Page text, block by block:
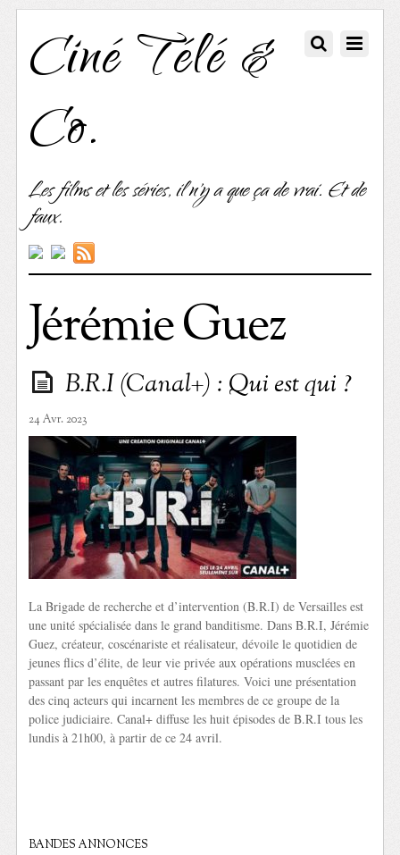
Ciné Télé &
Co.
Les films et les séries, il n'y a que ça de vrai. Et de
faux.
Jérémie Guez
B.R.I (Canal+) : Qui est qui ?
24 Avr. 2023
La Brigade de recherche et d’intervention (B.R.I) de Versailles est
une unité spécialisée dans le grand banditisme. Dans B.R.I, Jérémie
Guez, créateur, coscénariste et réalisateur, dévoile le quotidien de
jeunes flics d’élite, de leur vie privée aux opérations musclées en
passant par les enquêtes et autres filatures. Voici une présentation
des cinq acteurs qui incarnent les membres de ce groupe de la
police judiciaire. Canal+ diffuse les huit épisodes de B.R.I tous les
lundis à 21h00, à partir de ce 24 avril.
BANDES ANNONCES